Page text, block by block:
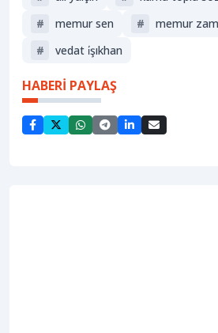
#
memur sen #
memur
#
vedat i̇şıkhan
HABERİ PAYLAŞ